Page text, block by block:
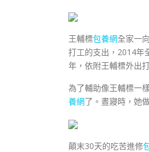
王輔標包養網全家一
打工的支出，2014年
年，依附王輔標外出
為了輔助像王輔標一
養網了。晝寢時，她
顛末30天的吃苦進修